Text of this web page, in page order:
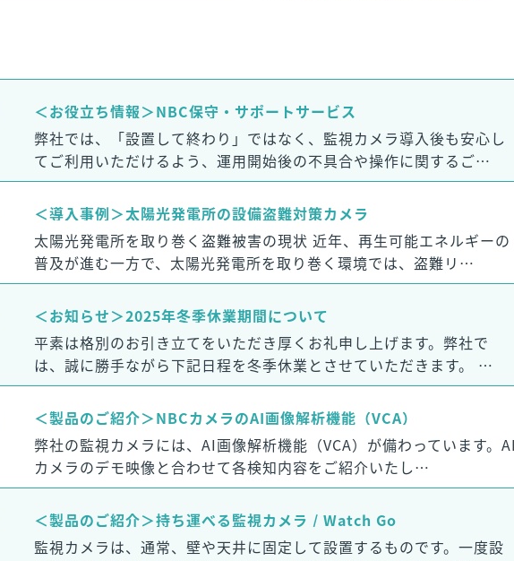
＜お役立ち情報＞NBC保守・サポートサービス
弊社では、「設置して終わり」ではなく、監視カメラ導入後も安心し
てご利用いただけるよう、運用開始後の不具合や操作に関するご…
＜導入事例＞太陽光発電所の設備盗難対策カメラ
太陽光発電所を取り巻く盗難被害の現状 近年、再生可能エネルギーの
普及が進む一方で、太陽光発電所を取り巻く環境では、盗難リ…
＜お知らせ＞2025年冬季休業期間について
平素は格別のお引き立てをいただき厚くお礼申し上げます。弊社で
は、誠に勝手ながら下記日程を冬季休業とさせていただきます。 …
＜製品のご紹介＞NBCカメラのAI画像解析機能（VCA）
弊社の監視カメラには、AI画像解析機能（VCA）が備わっています。AI
カメラのデモ映像と合わせて各検知内容をご紹介いたし…
＜製品のご紹介＞持ち運べる監視カメラ / Watch Go
監視カメラは、通常、壁や天井に固定して設置するものです。一度設